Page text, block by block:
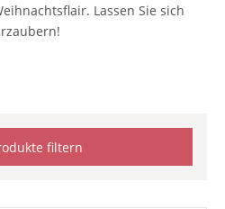
Lassen Sie sich
filtern